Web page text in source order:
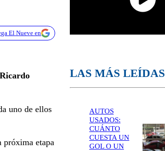
El Nueve en
uno de ellos
próxima etapa
LAS MÁS LEÍDAS
AUTOS
USADOS:
CUÁNTO
CUESTA UN
GOL O UN